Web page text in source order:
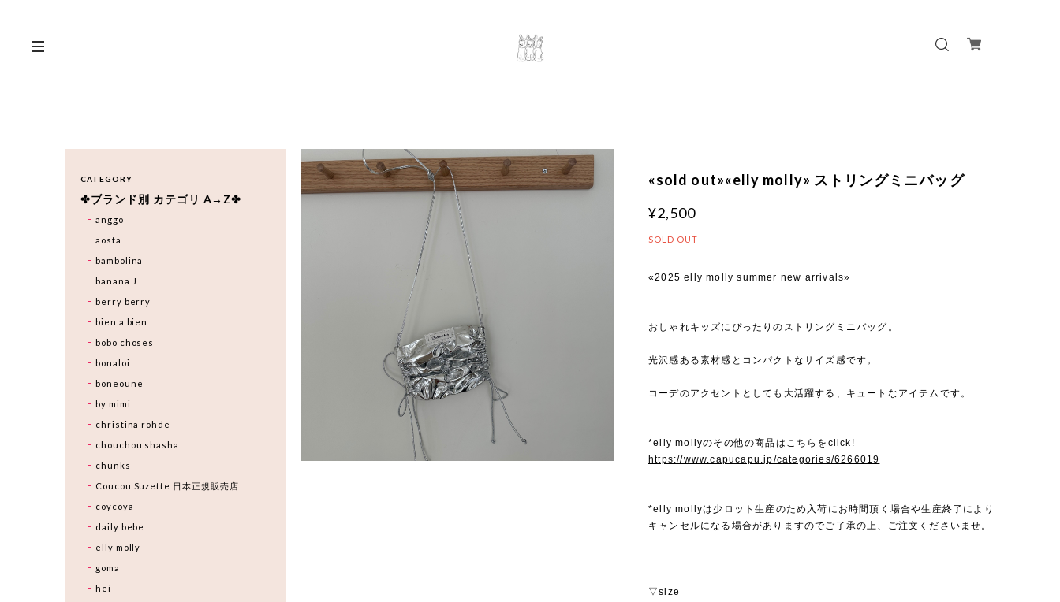
«sold out»«elly molly» ストリングミニバッグ
¥2,500
SOLD OUT
«2025 elly molly summer new arrivals»
おしゃれキッズにぴったりのストリングミニバッグ。
光沢感ある素材感とコンパクトなサイズ感です。
コーデのアクセントとしても大活躍する、キュートなアイテムです。
*elly mollyのその他の商品はこちらをclick!
https://www.capucapu.jp/categories/6266019
*elly mollyは少ロット生産のため入荷にお時間頂く場合や生産終了により
キャンセルになる場合がありますのでご了承の上、ご注文くださいませ。
▽size
CATEGORY
✤ブランド別 カテゴリ A→Z✤
anggo
aosta
bambolina
banana J
berry berry
bien a bien
bobo choses
bonaloi
boneoune
by mimi
christina rohde
chouchou shasha
chunks
Coucou Suzette 日本正規販売店
coycoya
daily bebe
elly molly
goma
hei